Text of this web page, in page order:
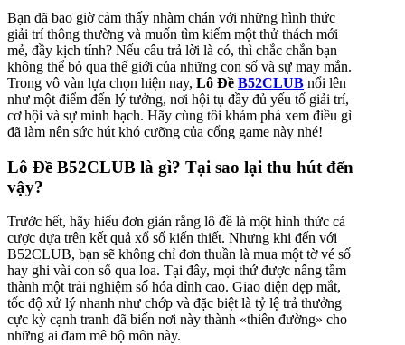
Bạn đã bao giờ cảm thấy nhàm chán với những hình thức
giải trí thông thường và muốn tìm kiếm một thử thách mới
mẻ, đầy kịch tính? Nếu câu trả lời là có, thì chắc chắn bạn
không thể bỏ qua thế giới của những con số và sự may mắn.
Trong vô vàn lựa chọn hiện nay, Lô Đề B52CLUB nổi lên
như một điểm đến lý tưởng, nơi hội tụ đầy đủ yếu tố giải trí,
cơ hội và sự minh bạch. Hãy cùng tôi khám phá xem điều gì
đã làm nên sức hút khó cưỡng của cổng game này nhé!
Lô Đề B52CLUB là gì? Tại sao lại thu hút đến
vậy?
Trước hết, hãy hiểu đơn giản rằng lô đề là một hình thức cá
cược dựa trên kết quả xổ số kiến thiết. Nhưng khi đến với
B52CLUB, bạn sẽ không chỉ đơn thuần là mua một tờ vé số
hay ghi vài con số qua loa. Tại đây, mọi thứ được nâng tầm
thành một trải nghiệm số hóa đỉnh cao. Giao diện đẹp mắt,
tốc độ xử lý nhanh như chớp và đặc biệt là tỷ lệ trả thưởng
cực kỳ cạnh tranh đã biến nơi này thành «thiên đường» cho
những ai đam mê bộ môn này.